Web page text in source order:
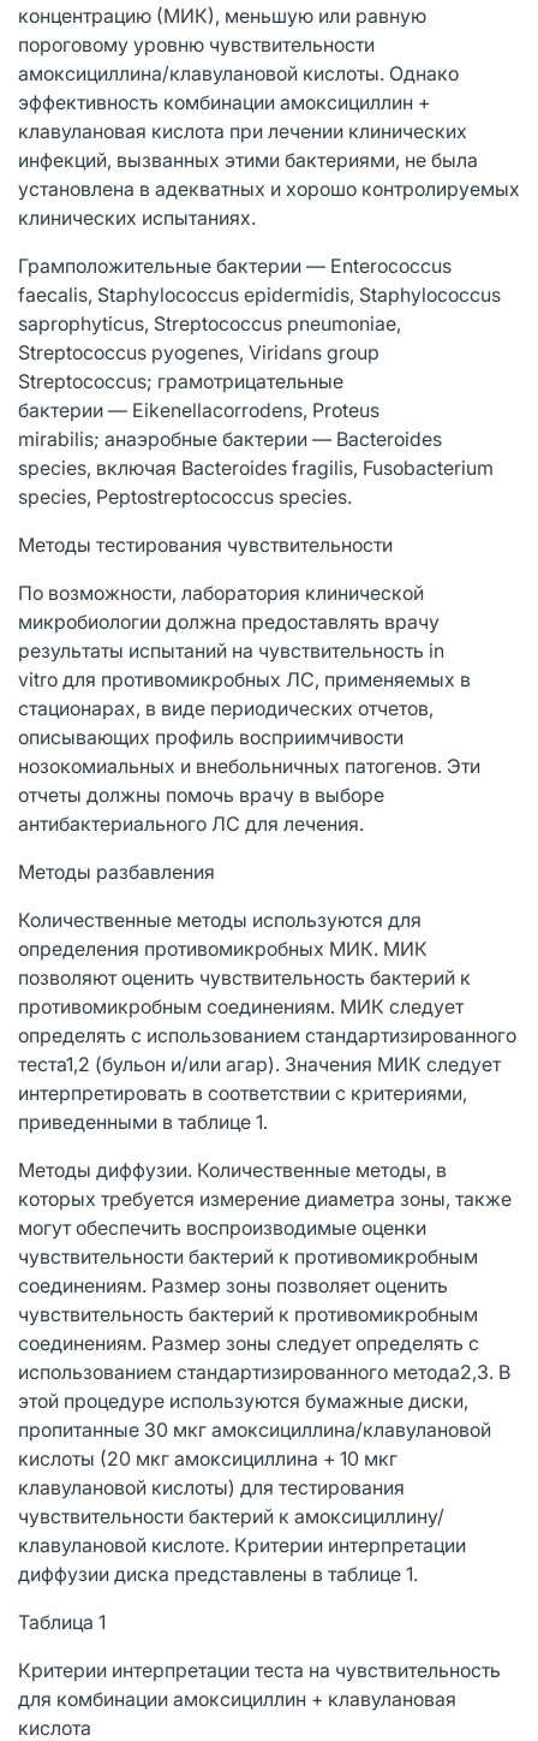
концентрацию (МИК), меньшую или равную
пороговому уровню чувствительности
амоксициллина/клавулановой кислоты. Однако
эффективность комбинации амоксициллин +
клавулановая кислота при лечении клинических
инфекций, вызванных этими бактериями, не была
установлена в адекватных и хорошо контролируемых
клинических испытаниях.
Грамположительные бактерии — Enterococcus
faecalis, Staphylococcus epidermidis, Staphylococcus
saprophyticus, Streptococcus pneumoniae,
Streptococcus pyogenes, Viridans group
Streptococcus; грамотрицательные
бактерии — Eikenellacorrodens, Proteus
mirabilis; анаэробные бактерии — Bacteroides
species, включая Bacteroides fragilis, Fusobacterium
species, Peptostreptococcus species.
Методы тестирования чувствительности
По возможности, лаборатория клинической
микробиологии должна предоставлять врачу
результаты испытаний на чувствительность in
vitro для противомикробных ЛС, применяемых в
стационарах, в виде периодических отчетов,
описывающих профиль восприимчивости
нозокомиальных и внебольничных патогенов. Эти
отчеты должны помочь врачу в выборе
антибактериального ЛС для лечения.
Методы разбавления
Количественные методы используются для
определения противомикробных МИК. МИК
позволяют оценить чувствительность бактерий к
противомикробным соединениям. МИК следует
определять с использованием стандартизированного
теста1,2 (бульон и/или агар). Значения МИК следует
интерпретировать в соответствии с критериями,
приведенными в таблице 1.
Методы диффузии. Количественные методы, в
которых требуется измерение диаметра зоны, также
могут обеспечить воспроизводимые оценки
чувствительности бактерий к противомикробным
соединениям. Размер зоны позволяет оценить
чувствительность бактерий к противомикробным
соединениям. Размер зоны следует определять с
использованием стандартизированного метода2,3. В
этой процедуре используются бумажные диски,
пропитанные 30 мкг амоксициллина/клавулановой
кислоты (20 мкг амоксициллина + 10 мкг
клавулановой кислоты) для тестирования
чувствительности бактерий к амоксициллину/
клавулановой кислоте. Критерии интерпретации
диффузии диска представлены в таблице 1.
Таблица 1
Критерии интерпретации теста на чувствительность
для комбинации амоксициллин + клавулановая
кислота